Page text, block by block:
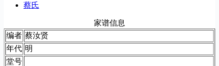
蔡氏
家谱信息
编者 蔡汝贤
年代 明
堂号